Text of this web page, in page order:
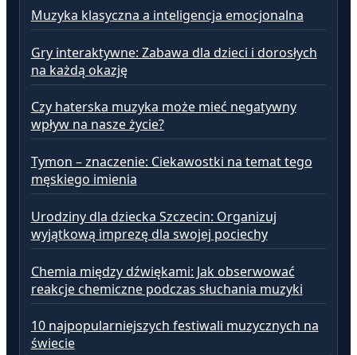
Muzyka klasyczna a inteligencja emocjonalna
Gry interaktywne: Zabawa dla dzieci i dorosłych
na każdą okazję
Czy haterska muzyka może mieć negatywny
wpływ na nasze życie?
Tymon – znaczenie: Ciekawostki na temat tego
męskiego imienia
Urodziny dla dziecka Szczecin: Organizuj
wyjątkową imprezę dla swojej pociechy
Chemia między dźwiękami: Jak obserwować
reakcje chemiczne podczas słuchania muzyki
10 najpopularniejszych festiwali muzycznych na
świecie